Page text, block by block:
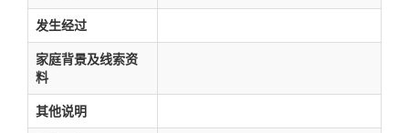
发生经过
家庭背景及线索资
料
其他说明